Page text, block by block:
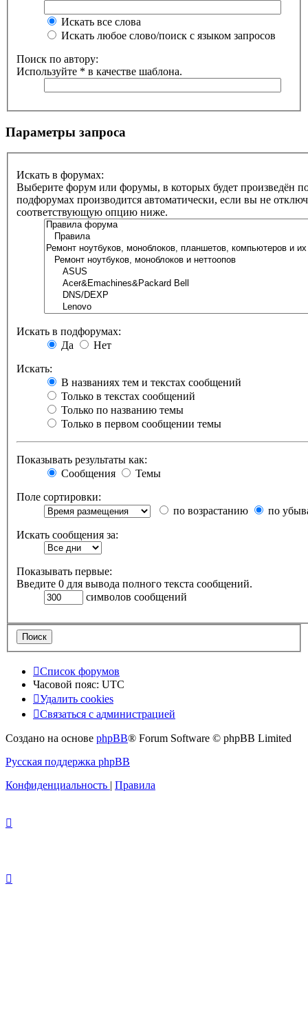
Искать все слова
Искать любое слово/поиск с языком запросов
Поиск по автору:
Используйте * в качестве шаблона.
Параметры запроса
Искать в форумах:
Выберите форум или форумы, в которых будет произведён
подфорумах производится автоматически, если вы не
соответствующую опцию ниже.
Искать в подфорумах:
Да
Нет
Искать:
В названиях тем и текстах сообщений
Только в текстах сообщений
Только по названию темы
Только в первом сообщении темы
Показывать результаты как:
Сообщения
Темы
Поле сортировки:
по возрастанию
по
Искать сообщения за:
Показывать первые:
Введите 0 для вывода полного текста сообщений.
символов сообщений
Список форумов
Часовой пояс: UTC
Удалить cookies
Связаться
администрацией
Связаться с администрацией
Создано на основе phpBB® Forum Software © phpBB Limited
Русская поддержка phpBB
Конфиденциальность | Правила